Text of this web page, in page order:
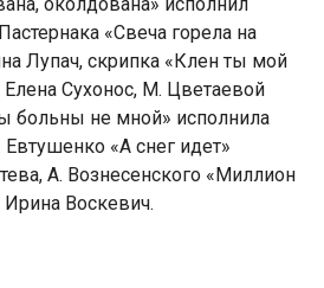
«Свеча горела на
Лупач, скрипка «Клен ты мой
Сухонос, М. Цветаевой
больны не мной» исполнила
Евтушенко «А снег идет»
А. Вознесенского «Миллион
Воскевич.